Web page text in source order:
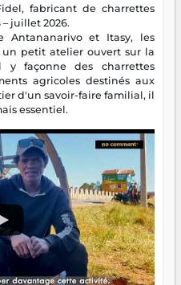
fabricant de charrettes
juillet 2026.
Antananarivo et Itasy, les
petit atelier ouvert sur la
y façonne des charrettes
agricoles destinés aux
d'un savoir-faire familial, il
essentiel.